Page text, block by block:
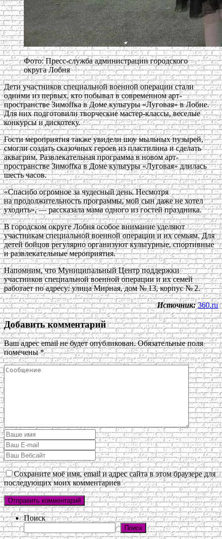
Фото: Пресс-служба администрации городского
округа Лобня
Дети участников специальной военной операции стали
одними из первых, кто побывал в современном арт-
пространстве Зимоffка в Доме культуры «Луговая» в Лобне.
Для них подготовили творческие мастер-классы, веселые
конкурсы и дискотеку.
Гости мероприятия также увидели шоу мыльных пузырей,
смогли создать сказочных героев из пластилина и сделать
аквагрим. Развлекательная программа в новом арт-
пространстве Зимоffка в Доме культуры «Луговая» длилась
шесть часов.
«Спасибо огромное за чудесный день. Несмотря
на продолжительность программы, мой сын даже не хотел
уходить», — рассказала мама одного из гостей праздника.
В городском округе Лобня особое внимание уделяют
участникам специальной военной операции и их семьям. Для
детей бойцов регулярно организуют культурные, спортивные
и развлекательные мероприятия.
Напомним, что Муниципальный Центр поддержки
участников специальной военной операции и их семей
работает по адресу: улица Мирная, дом № 13, корпус № 2.
Источник: 360.ru
Добавить комментарий
Ваш адрес email не будет опубликован. Обязательные поля
помечены*
Сохраните моё имя, email и адрес сайта в этом браузере для
последующих моих комментариев
Поиск
Поиск